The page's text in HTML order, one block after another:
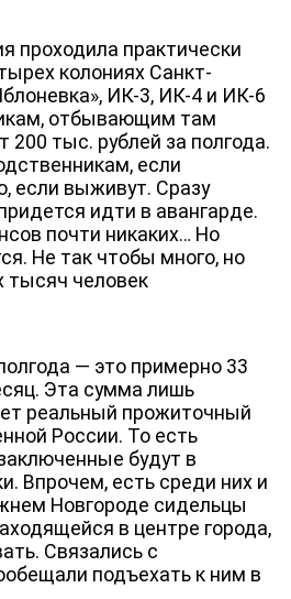
проходила практически
колониях Санкт-
ИК-3, ИК-4 и ИК-6
отбывающим там
200 тыс. рублей за полгода.
если
если выживут. Сразу
идти в авангарде.
почти никаких… Но
Не так чтобы много, но
тысяч человек
— это примерно 33
Эта сумма лишь
реальный прожиточный
России. То есть
будут в
Впрочем, есть среди них и
Новгороде сидельцы
в центре города,
Связались с
подъехать к ним в